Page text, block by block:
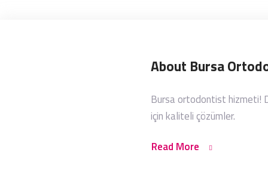
About Bursa
Bursa ortodontist hizmeti!
için kaliteli çözümler.
Read More